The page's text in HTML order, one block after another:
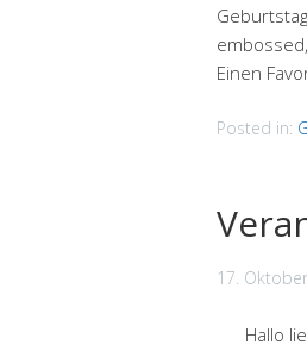
Einen
Posted in:
17.
Hallo